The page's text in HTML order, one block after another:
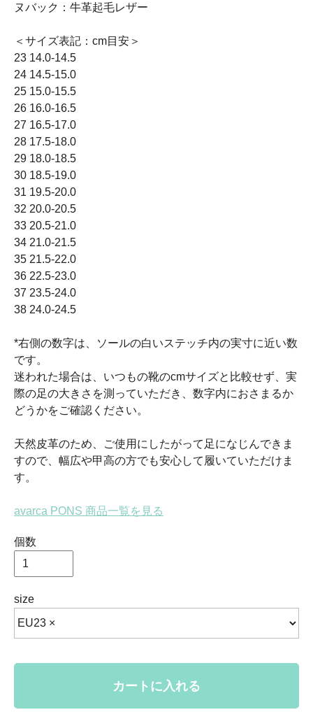
ヌバック：牛革起毛レザー
＜サイズ表記：cm目安＞
23 14.0-14.5
24 14.5-15.0
25 15.0-15.5
26 16.0-16.5
27 16.5-17.0
28 17.5-18.0
29 18.0-18.5
30 18.5-19.0
31 19.5-20.0
32 20.0-20.5
33 20.5-21.0
34 21.0-21.5
35 21.5-22.0
36 22.5-23.0
37 23.5-24.0
38 24.0-24.5
*右側の数字は、ソールの白いステッチ内の実寸に近い数
です。
迷われた場合は、いつもの靴のcmサイズと比較せず、実
際の足の大きさを測っていただき、数字内におさまるか
どうかをご確認ください。
天然皮革のため、ご使用にしたがって足になじんできま
すので、幅広や甲高の方でも安心して履いていただけま
す。
avarca PONS 商品一覧を見る
個数
size
カートに入れる